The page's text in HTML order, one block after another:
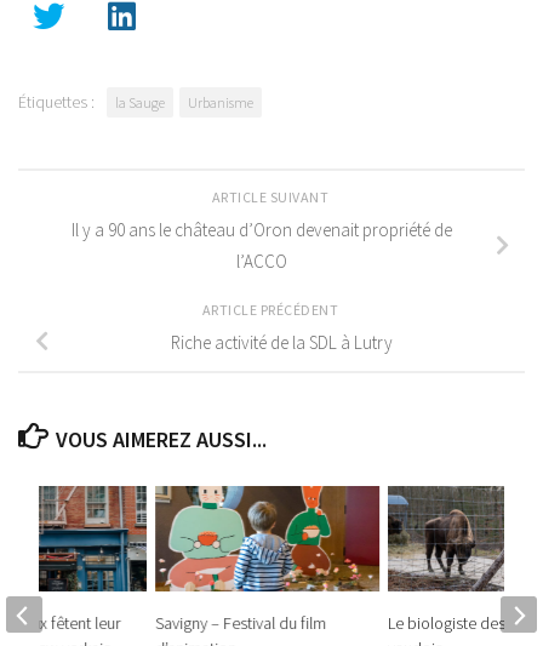
Étiquettes : la Sauge Urbanisme
ARTICLE SUIVANT
Il y a 90 ans le château d’Oron devenait propriété de
l’ACCO
ARTICLE PRÉCÉDENT
Riche activité de la SDL à Lutry
VOUS AIMEREZ AUSSI...
Savigny – Festival du film
Le biologiste des
fêtent leur